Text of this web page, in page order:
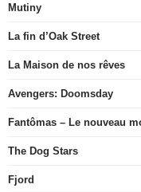
Mutiny
La fin d’Oak Street
La Maison de nos rêves
Avengers: Doomsday
Fantômas – Le nouveau
The Dog Stars
Fjord